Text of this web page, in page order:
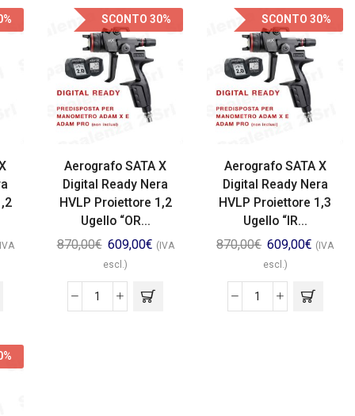
SCONTO 30%
Aerografo SATA X
Digital Ready Nera
HVLP Proiettore 1,2
Ugello “OR...
870,00€ 609,00€ (IVA
escl.)
SCONTO 30%
Aerografo SATA X
Digital Ready Nera
HVLP Proiettore 1,3
Ugello “IR...
870,00€ 609,00€ (IVA
escl.)